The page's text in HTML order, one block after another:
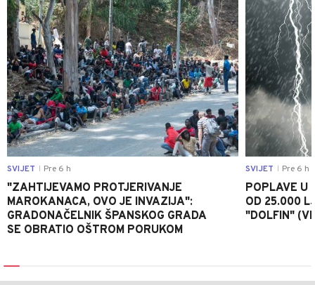
SVIJET Pre 6 h
"ZAHTIJEVAMO PROTJERIVANJE
MAROKANACA, OVO JE INVAZIJA":
GRADONAČELNIK ŠPANSKOG GRADA
SE OBRATIO OŠTROM PORUKOM
SVIJET Pre 6 h
POPLAVE U
OD 25.000
"DOLFIN"